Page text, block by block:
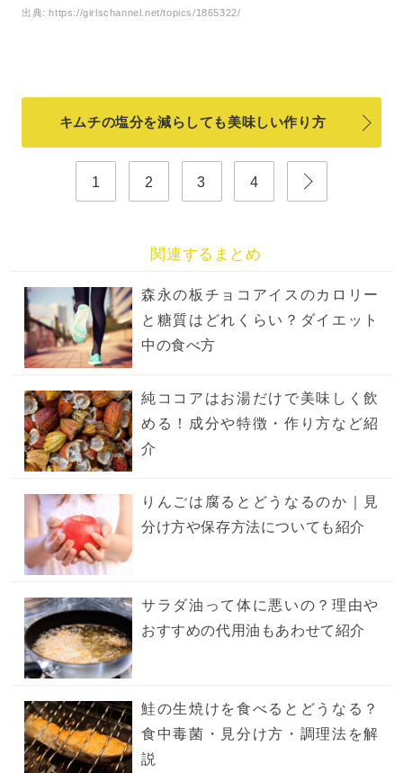
出典:https://girlschannel.net/topics/1865322/
キムチの塩分を減らしても美味しい作り方
1 2 3 4
関連するまとめ
森永の板チョコアイスのカロリー
と糖質はどれくらい？ダイエット
中の食べ方
純ココアはお湯だけで美味しく飲
める！成分や特徴・作り方など紹
介
りんごは腐るとどうなるのか｜見
分け方や保存方法についても紹介
サラダ油って体に悪いの？理由や
おすすめの代用油もあわせて紹介
鮭の生焼けを食べるとどうなる？
食中毒菌・見分け方・調理法を解
説